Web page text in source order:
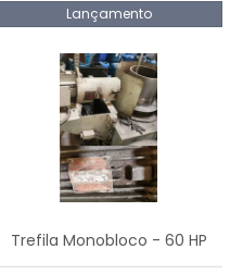
Lançamento
Trefila Monobloco - 60 HP